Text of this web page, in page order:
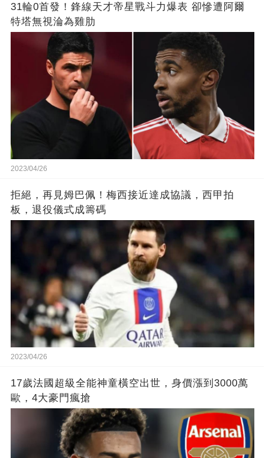
31輪0首發！鋒線天才帝星戰斗力爆表 卻慘遭阿爾
特塔無視淪為雞肋
2023/04/26
拒絕，再見姆巴佩！梅西接近達成協議，西甲拍
板，退役儀式成籌碼
2023/04/26
17歲法國超級全能神童橫空出世，身價漲到3000萬
歐，4大豪門瘋搶